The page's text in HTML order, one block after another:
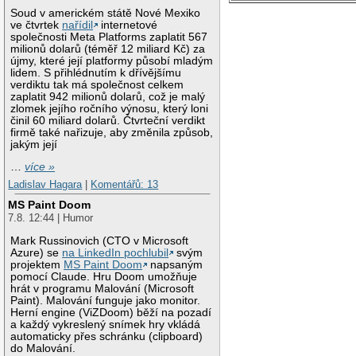
Soud v americkém státě Nové Mexiko
ve čtvrtek nařídil
internetové
společnosti Meta Platforms zaplatit 567
milionů dolarů (téměř 12 miliard Kč) za
újmy, které její platformy působí mladým
lidem. S přihlédnutím k dřívějšímu
verdiktu tak má společnost celkem
zaplatit 942 milionů dolarů, což je malý
zlomek jejího ročního výnosu, který loni
činil 60 miliard dolarů. Čtvrteční verdikt
firmě také nařizuje, aby změnila způsob,
jakým její
…více »
Ladislav Hagara
Komentářů: 13
MS Paint Doom
7.8. 12:44 | Humor
Mark Russinovich (CTO v Microsoft
Azure) se na LinkedIn pochlubil
svým
projektem MS Paint Doom
napsaným
pomocí Claude. Hru Doom umožňuje
hrát v programu Malování (Microsoft
Paint). Malování funguje jako monitor.
Herní engine (ViZDoom) běží na pozadí
a každý vykreslený snímek hry vkládá
automaticky přes schránku (clipboard)
do Malování.